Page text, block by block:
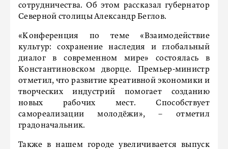
сотрудничества. Об этом рассказал губернатор
Северной столицы Александр Беглов.
«Конференция по теме «Взаимодействие
культур: сохранение наследия и глобальный
диалог в современном мире» состоялась в
Константиновском дворце. Премьер-министр
отметил, что развитие креативной экономики и
творческих индустрий помогает созданию
новых рабочих мест. Способствует
самореализации молодёжи», – отметил
градоначальник.
Также в нашем городе увеличивается выпуск